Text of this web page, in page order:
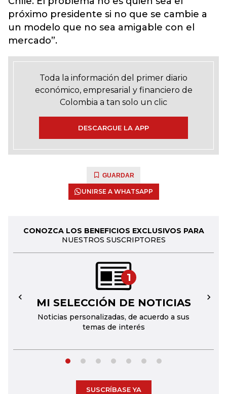
próximo presidente si no que se cambie a
un modelo que no sea amigable con el
mercado”.
Toda la información del primer diario
económico, empresarial y financiero de
Colombia a tan solo un clic
DESCARGUE LA APP
GUARDAR
UNIRSE A WHATSAPP
CONOZCA LOS BENEFICIOS EXCLUSIVOS PARA
NUESTROS SUSCRIPTORES
1
MI SELECCIÓN DE NOTICIAS
Noticias personalizadas, de acuerdo a sus
temas de interés
← →
SUSCRÍBASE YA